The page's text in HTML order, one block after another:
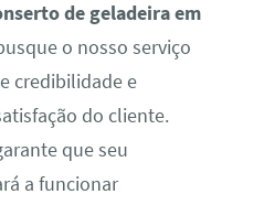
de geladeira em
o nosso serviço
credibilidade e
do cliente.
que seu
a funcionar